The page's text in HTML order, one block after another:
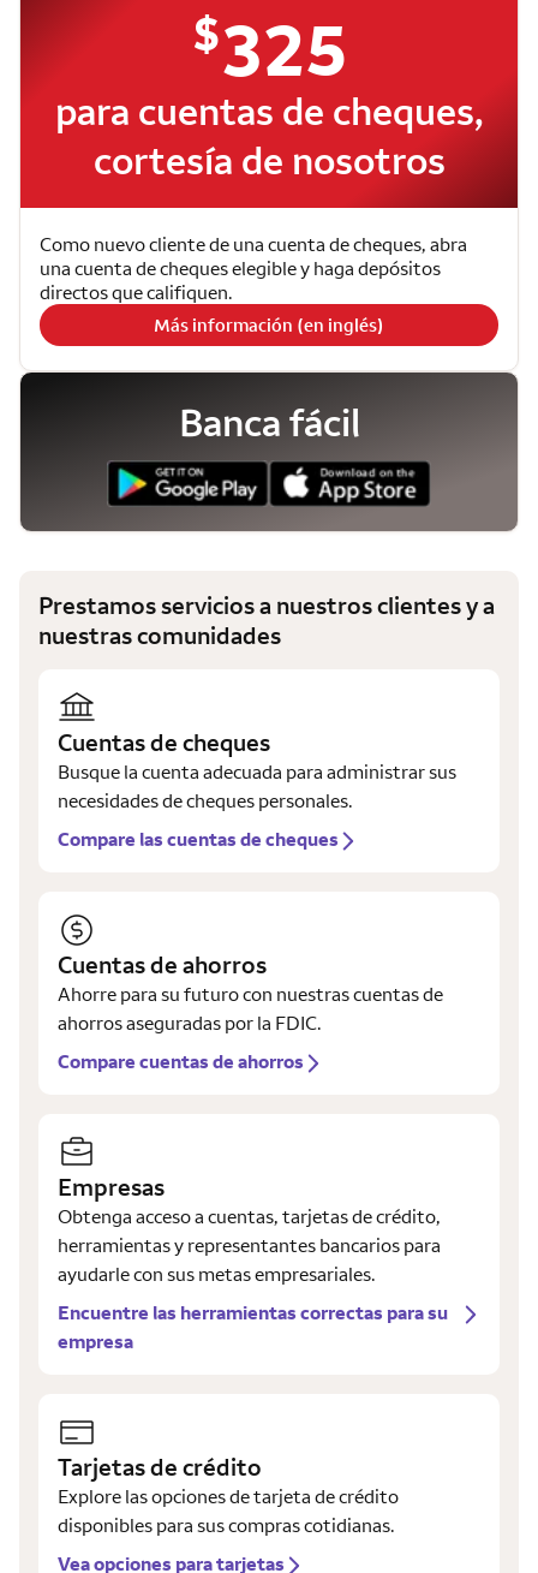
$325
para cuentas de cheques,
cortesía de nosotros
Como nuevo cliente de una cuenta de cheques, abra
una cuenta de cheques elegible y haga depósitos
directos que califiquen.
Más información (en inglés)
Banca fácil
Prestamos servicios a nuestros clientes y a
nuestras comunidades
Cuentas de cheques
Busque la cuenta adecuada para administrar sus
necesidades de cheques personales.
Compare las cuentas de cheques
Cuentas de ahorros
Ahorre para su futuro con nuestras cuentas de
ahorros aseguradas por la FDIC.
Compare cuentas de ahorros
Empresas
Obtenga acceso a cuentas, tarjetas de crédito,
herramientas y representantes bancarios para
ayudarle con sus metas empresariales.
Encuentre las herramientas correctas para su
empresa
Tarjetas de crédito
Explore las opciones de tarjeta de crédito
disponibles para sus compras cotidianas.
Vea opciones para tarjetas